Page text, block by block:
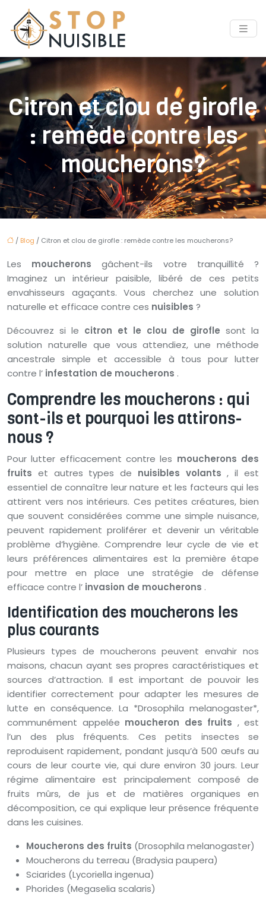
Citron et clou de girofle
: remède contre les
moucherons?
/ Blog / Citron et clou de girofle : remède contre les moucherons?
Les moucheronsgâchent-ils votre tranquillité ?
Imaginez un intérieur paisible, libéré de ces petits
envahisseurs agaçants. Vous cherchez une solution
naturelle et efficace contre ces nuisibles ?
Découvrez si le citron et le clou de girofle sont la
solution naturelle que vous attendiez, une méthode
ancestrale simple et accessible à tous pour lutter
contre l’ infestation de moucherons .
Comprendre les moucherons : qui
sont-ils et pourquoi les attirons-
nous ?
Pour lutter efficacement contre les moucherons des
fruits et autres types de nuisibles volants, il est
essentiel de connaître leur nature et les facteurs qui les
attirent vers nos intérieurs. Ces petites créatures, bien
que souvent considérées comme une simple nuisance,
peuvent rapidement proliférer et devenir un véritable
problème d’hygiène. Comprendre leur cycle de vie et
leurs préférences alimentaires est la première étape
pour mettre en place une stratégie de défense
efficace contre l’ invasion de moucherons .
Identification des moucherons les
plus courants
Plusieurs types de moucherons peuvent envahir nos
maisons, chacun ayant ses propres caractéristiques et
sources d’attraction. Il est important de pouvoir les
identifier correctement pour adapter les mesures de
lutte en conséquence. La *Drosophila melanogaster*,
communément appelée moucheron des fruits , est
l’un des plus fréquents. Ces petits insectes se
reproduisent rapidement, pondant jusqu’à 500 œufs au
cours de leur courte vie, qui dure environ 30 jours. Leur
régime alimentaire est principalement composé de
fruits mûrs, de jus et de matières organiques en
décomposition, ce qui explique leur présence fréquente
dans les cuisines.
Moucherons des fruits (Drosophila melanogaster)
Moucherons du terreau (Bradysia paupera)
Sciarides (Lycoriella ingenua)
Phorides (Megaselia scalaris)